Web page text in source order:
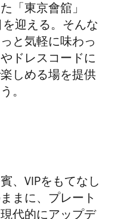
「東京會舘」
迎える。そんな
と気軽に味わっ
ドレスコードに
しめる場を提供
。
、VIPをもてなし
まに、プレート
代的にアップデ